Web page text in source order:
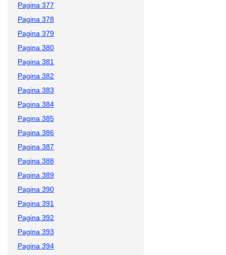
Pagina 377
Pagina 378
Pagina 379
Pagina 380
Pagina 381
Pagina 382
Pagina 383
Pagina 384
Pagina 385
Pagina 386
Pagina 387
Pagina 388
Pagina 389
Pagina 390
Pagina 391
Pagina 392
Pagina 393
Pagina 394